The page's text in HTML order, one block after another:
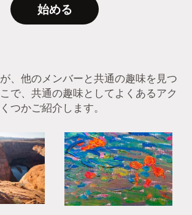
始める
、他のメンバーと共通の趣味を見つ
で、共通の趣味としてよくあるアク
つかご紹介します。